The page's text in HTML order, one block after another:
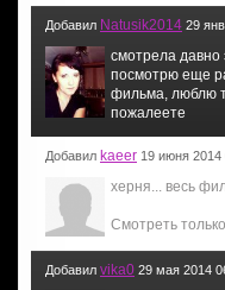
Добавил Natusik2014 29
смотрела давно
посмотрю еще
фильма, люблю
пожалеете
Добавил kaeer 19 июня 2014
херня... весь
Смотреть
Добавил vika0 29 мая 2014